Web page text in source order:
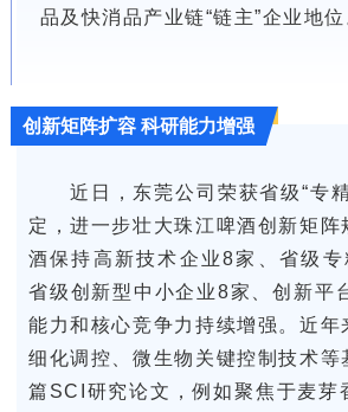
品及快消品产业链“链主”企业地位
创新矩阵扩容 科研能力增强
近日，东莞公司荣获省级“专
定，进一步壮大珠江啤酒创新矩阵
酒保持高新技术企业8家、省级专
省级创新型中小企业8家、创新平
能力和核心竞争力持续增强。近年
细化调控、微生物关键控制技术等
篇SCI研究论文，例如聚焦于麦芽